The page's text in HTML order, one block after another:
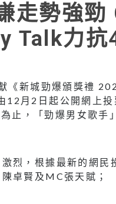
走勢強勁
Talk力抗
《新城勁爆頒獎禮
月2日起公開網上投
止，「勁爆男女歌手
烈，根據最新的網民
卓賢及MC張天賦；